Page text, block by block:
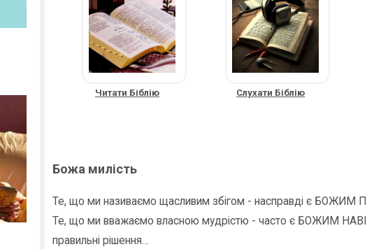
Читати Біблію Слухати Біблію
Божа милість
Те, що ми називаємо щасливим збігом - насправді є
Те, що ми вважаємо власною мудрістю - часто є БОЖИМ
правильні рішення…